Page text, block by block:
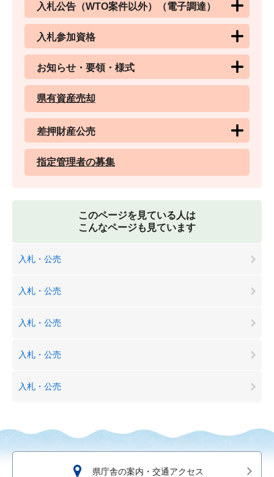
入札公告（WTO案件以外）（電子調達）
入札参加資格
お知らせ・要領・様式
県有資産売却
差押財産公売
指定管理者の募集
このページを見ている人は
こんなページも見ています
入札・公売
入札・公売
入札・公売
入札・公売
入札・公売
県庁舎の案内・交通アクセス